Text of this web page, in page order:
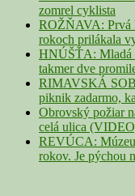
zomrel cyklista
ROŽŇAVA: Prvá
rokoch prilákala
HNÚŠŤA: Mladá
takmer dve
RIMAVSKÁ
piknik zadarmo,
Obrovský požiar
celá ulica
REVÚCA:
rokov. Je pýchou